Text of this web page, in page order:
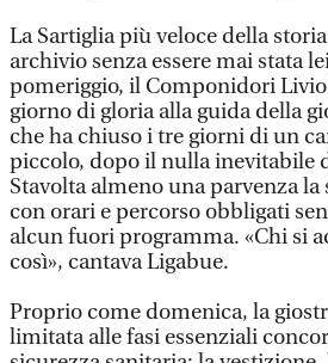
La Sartiglia più veloce della
archivio senza essere mai stata
pomeriggio, il Componidori
giorno di gloria alla guida della
che ha chiuso i tre giorni di un
piccolo, dopo il nulla inevitabile
Stavolta almeno una parvenza la
con orari e percorso obbligati
alcun fuori programma. «Chi si
così», cantava Ligabue.
Proprio come domenica, la
limitata alle fasi essenziali